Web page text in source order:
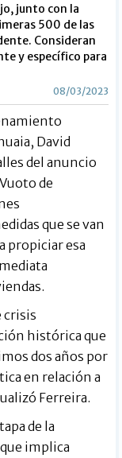
junto con la
500 de las
Consideran
y específico para
08/03/2023
David
del anuncio
de
que se van
propiciar esa
crisis
histórica que
dos años por
en relación a
Ferreira.
de la
implica